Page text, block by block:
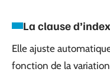
La clause
Elle ajuste
fonction de la